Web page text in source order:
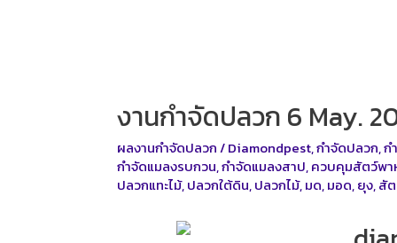
งานกำจัดปลวก 6 May.
ผลงานกำจัดปลวก/Diamondpest,กำจัดปลวก,ก
กำจัดแมลงรบกวน,กำจัดแมลงสาป,ควบคุมสัตว์พา
ปลวกแทะไม้,ปลวกใต้ดิน,ปลวกไม้,มด,มอด,ยุง,สั